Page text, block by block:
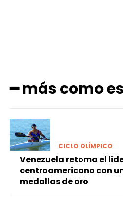
━ más como
CICLO OLÍMPICO
Venezuela retoma el
centroamericano con
medallas de oro